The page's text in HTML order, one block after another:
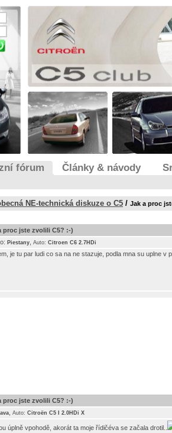
fórum Články & návody
NE-technická diskuze o C5 / Jak a proc
proc jste zvolili C5? :-)
Piestany Auto: Citroen C6 2.7HDi
je tu par ludi co sa na ne stazuje, podla mna su uplne v
proc jste zvolili C5? :-)
Auto: Citroën C5 I 2.0HDi X
úplně vpohodě, akorát ta moje řídičéva se začala drotil..